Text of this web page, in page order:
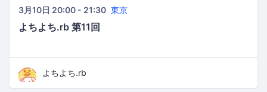
3月10日 20:00 - 21:30 東京
よちよち.rb 第11回
よちよち.rb